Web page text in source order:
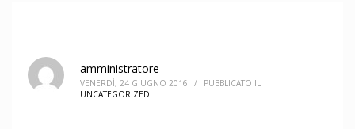
amministratore
VENERDÌ, 24 GIUGNO 2016 /
PUBBLICATO IL
UNCATEGORIZED